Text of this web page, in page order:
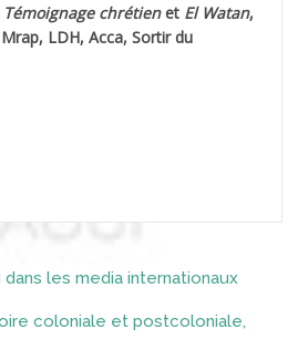
Témoignage chrétienet El Watan,
LDH, Acca, Sortir du
les media internationaux
coloniale et postcoloniale,